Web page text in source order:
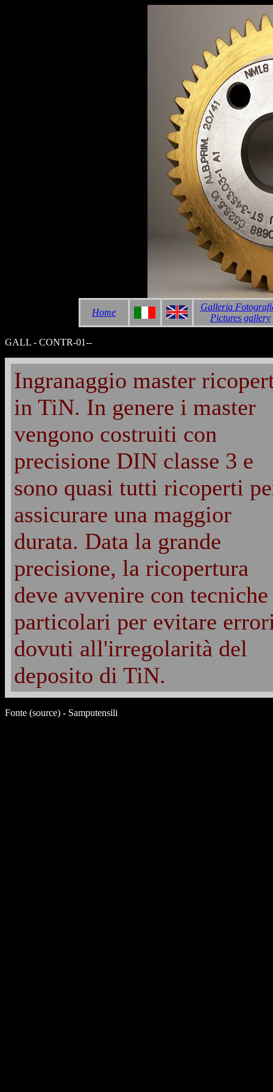
Home
Galleria
Pictures gallery
GALL - CONTR-01--
Ingranaggio master
in TiN. In genere i master
vengono costruiti con
precisione DIN classe 3 e
sono quasi tutti ricoperti
assicurare una maggior
durata. Data la grande
precisione, la ricopertura
deve avvenire con tecniche
particolari per evitare
dovuti all'irregolarità del
deposito di TiN.
Fonte (source) - Samputensili